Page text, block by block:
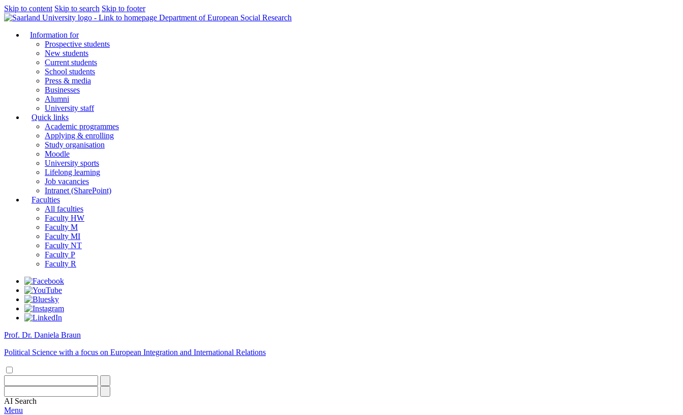
Skip to content Skip to search Skip to footer
Department of European Social Research
Information for
Prospective students
New students
Current students
School students
Press & media
Businesses
Alumni
University staff
Quick links
Academic programmes
Applying & enrolling
Study organisation
Moodle
University sports
Lifelong learning
Job vacancies
Intranet (SharePoint)
Faculties
All faculties
Faculty HW
Faculty M
Faculty MI
Faculty NT
Faculty P
Faculty R
Prof. Dr. Daniela Braun
Political Science with a focus on European Integration and International Relations
AI Search
Menu